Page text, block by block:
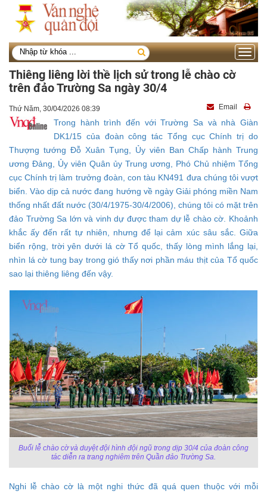
Toggle
Thiêng liêng lời thề lịch sử trong lễ chào cờ
trên đảo Trường Sa ngày 30/4
Thứ Năm, 30/04/2026 08:39 Email
Trong hành trình đến với Trường Sa và nhà Giàn
DK1/15 của đoàn công tác Tổng cục Chính trị do
Thượng tướng Đỗ Xuân Tụng, Ủy viên Ban Chấp hành Trung
ương Đảng, Ủy viên Quân ủy Trung ương, Phó Chủ nhiệm Tổng
cục Chính trị làm trưởng đoàn, con tàu KN491 đưa chúng tôi vượt
biển. Vào dịp cả nước đang hướng về ngày Giải phóng miền Nam
thống nhất đất nước (30/4/1975-30/4/2006), chúng tôi có mặt trên
đảo Trường Sa lớn và vinh dự được tham dự lễ chào cờ. Khoảnh
khắc ấy đến rất tự nhiên, nhưng để lại cảm xúc sâu sắc. Giữa
biển rộng, trời yên dưới lá cờ Tổ quốc, thấy lòng mình lắng lại,
nhìn lá cờ tung bay trong gió thấy nơi phần máu thịt của Tổ quốc
sao lại thiêng liêng đến vậy.
Buổi lễ chào cờ và duyệt đội hình đội ngũ trong dịp 30/4 của đoàn công
tác diễn ra trang nghiêm trên Quần đảo Trường Sa.
Nghi lễ chào cờ là một nghi thức đã quá quen thuộc với mỗi